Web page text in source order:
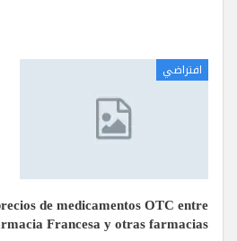
افتراضي
de medicamentos OTC entre
Francesa y otras farmacias